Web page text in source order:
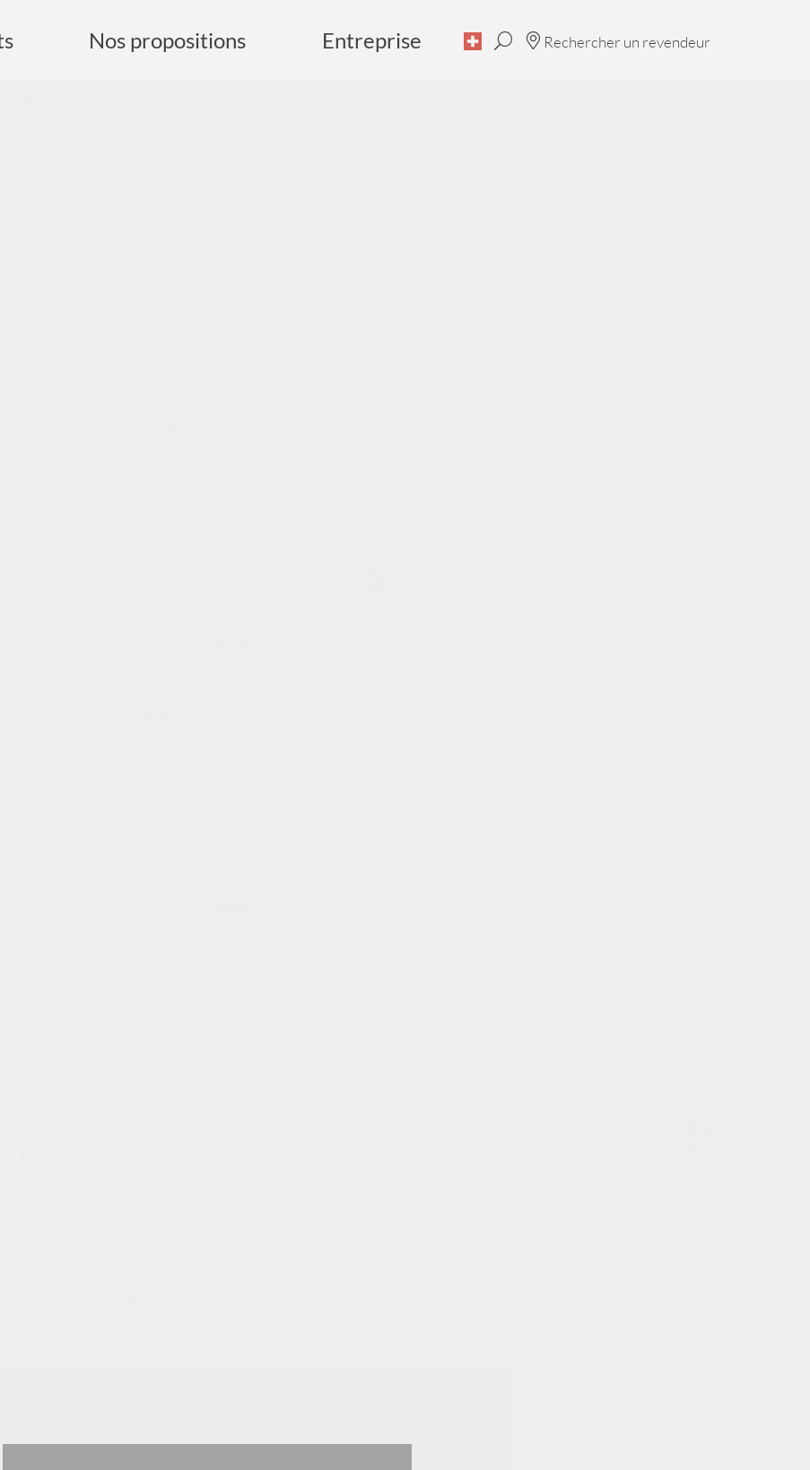
Nos propositions Entreprise Rechercher un revendeur